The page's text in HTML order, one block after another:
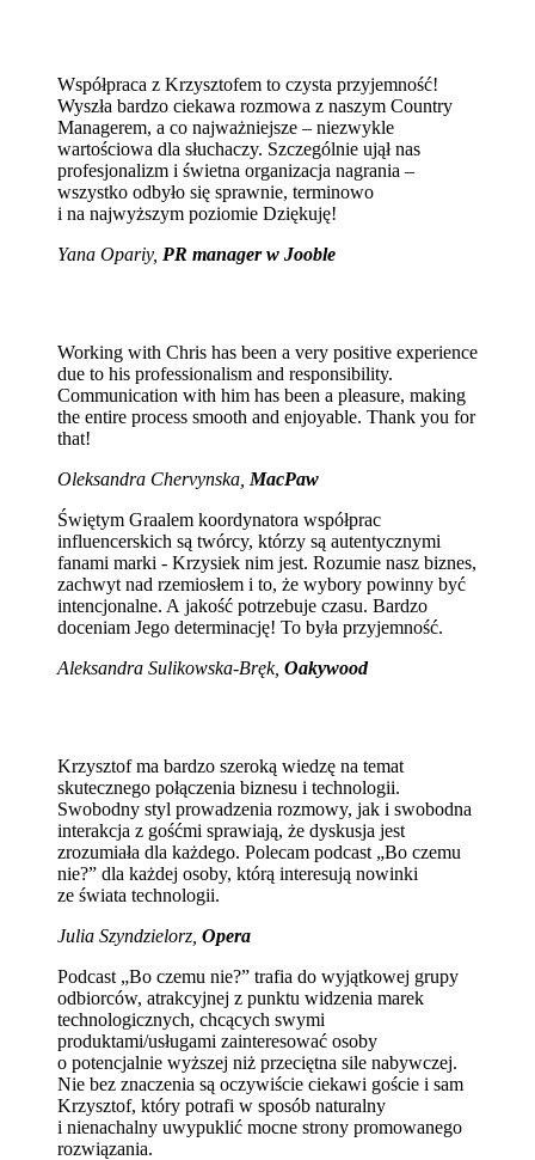
Współpraca z Krzysztofem to czysta przyjemność!
Wyszła bardzo ciekawa rozmowa z naszym Country
Managerem, a co najważniejsze – niezwykle
wartościowa dla słuchaczy. Szczególnie ujął nas
profesjonalizm i świetna organizacja nagrania –
wszystko odbyło się sprawnie, terminowo
i na najwyższym poziomie Dziękuję!
Yana Opariy, PR manager w Jooble
Working with Chris has been a very positive experience
due to his professionalism and responsibility.
Communication with him has been a pleasure, making
the entire process smooth and enjoyable. Thank you for
that!
Oleksandra Chervynska, MacPaw
Świętym Graalem koordynatora współprac
influencerskich są twórcy, którzy są autentycznymi
fanami marki - Krzysiek nim jest. Rozumie nasz biznes,
zachwyt nad rzemiosłem i to, że wybory powinny być
intencjonalne. A jakość potrzebuje czasu. Bardzo
doceniam Jego determinację! To była przyjemność.
Aleksandra Sulikowska-Bręk, Oakywood
Krzysztof ma bardzo szeroką wiedzę na temat
skutecznego połączenia biznesu i technologii.
Swobodny styl prowadzenia rozmowy, jak i swobodna
interakcja z gośćmi sprawiają, że dyskusja jest
zrozumiała dla każdego. Polecam podcast „Bo czemu
nie?” dla każdej osoby, którą interesują nowinki
ze świata technologii.
Julia Szyndzielorz, Opera
Podcast „Bo czemu nie?” trafia do wyjątkowej grupy
odbiorców, atrakcyjnej z punktu widzenia marek
technologicznych, chcących swymi
produktami/usługami zainteresować osoby
o potencjalnie wyższej niż przeciętna sile nabywczej.
Nie bez znaczenia są oczywiście ciekawi goście i sam
Krzysztof, który potrafi w sposób naturalny
i nienachalny uwypuklić mocne strony promowanego
rozwiązania.